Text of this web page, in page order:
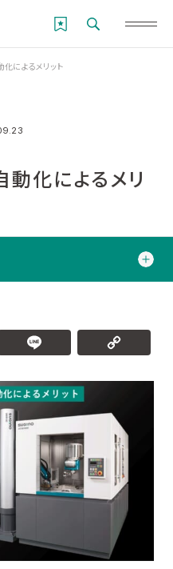
によるメリット
動化によるメリ
タ